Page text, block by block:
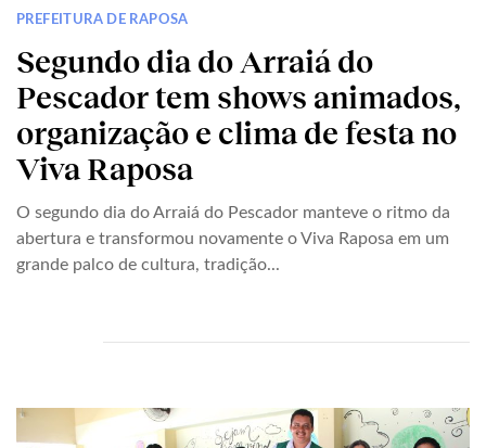
PREFEITURA DE RAPOSA
Segundo dia do Arraiá do
Pescador tem shows animados,
organização e clima de festa no
Viva Raposa
O segundo dia do Arraiá do Pescador manteve o ritmo da
abertura e transformou novamente o Viva Raposa em um
grande palco de cultura, tradição...